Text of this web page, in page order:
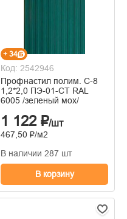
+ 34
Код: 2542946
Профнастил полим. С-8
1,2*2,0 ПЭ-01-СТ RAL
6005 /зеленый мох/
1 122 ₽/шт
467,50 ₽/м2
В наличии 287 шт
В корзину